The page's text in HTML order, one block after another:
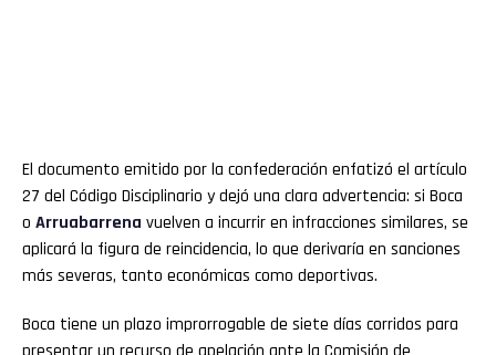
El documento emitido por la confederación enfatizó el artículo
27 del Código Disciplinario y dejó una clara advertencia: si Boca
o Arruabarrena vuelven a incurrir en infracciones similares, se
aplicará la figura de reincidencia, lo que derivaría en sanciones
más severas, tanto económicas como deportivas.
Boca tiene un plazo improrrogable de siete días corridos para